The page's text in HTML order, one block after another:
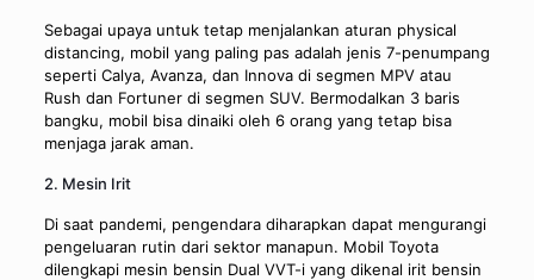
Sebagai upaya untuk tetap menjalankan aturan physical
distancing, mobil yang paling pas adalah jenis 7-penumpang
seperti Calya, Avanza, dan Innova di segmen MPV atau
Rush dan Fortuner di segmen SUV. Bermodalkan 3 baris
bangku, mobil bisa dinaiki oleh 6 orang yang tetap bisa
menjaga jarak aman.
2. Mesin Irit
Di saat pandemi, pengendara diharapkan dapat mengurangi
pengeluaran rutin dari sektor manapun. Mobil Toyota
dilengkapi mesin bensin Dual VVT-i yang dikenal irit bensin